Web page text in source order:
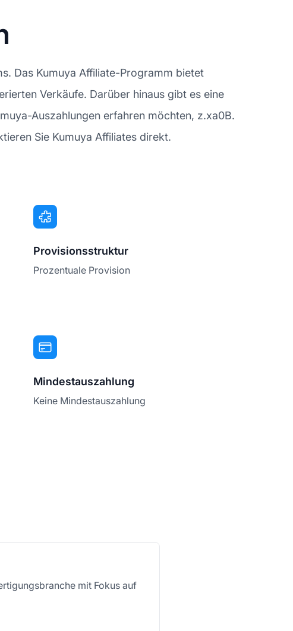
Das Kumuya Affiliate-Programm bietet
Verkäufe. Darüber hinaus gibt es eine
Auszahlungen erfahren möchten, z.xa0B.
Sie Kumuya Affiliates direkt.
Provisionsstruktur
Prozentuale Provision
Mindestauszahlung
Keine Mindestauszahlung
mit Fokus auf